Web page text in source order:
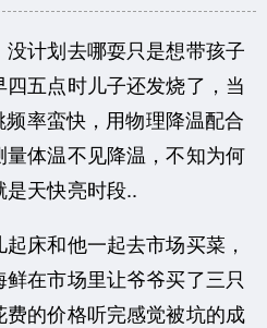
计划去哪耍只是想带孩子
五点时儿子还发烧了，当
率蛮快，用物理降温配合
体温不见降温，不知为何
是天快亮时段..
床和他一起去市场买菜，
在市场里让爷爷买了三只
的价格听完感觉被坑的成